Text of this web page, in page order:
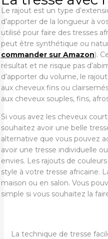
Le rajout est un type
d’apporter de la longueur à
utilisé pour faire des tresses
peut être synthétique ou
commander sur Amazon).
résultat et ne risque pas
d’apporter du volume, le
aux cheveux fins ou
aux cheveux souples, fins,
Si vous avez les cheveux
souhaitez avoir une belle
alternative que vous pouvez
avoir une tresse individuelle
envies. Les rajouts de
style à votre tresse africaine.
maison ou en salon. Vous
simple si vous souhaitez la
La technique de tresse